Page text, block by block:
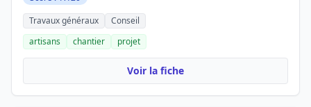
Travaux généraux
Conseil
artisans
chantier projet
Voir la fiche